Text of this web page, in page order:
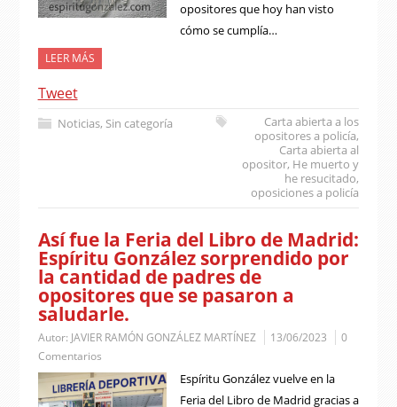
opositores que hoy han visto
cómo se cumplía…
LEER MÁS
Tweet
Noticias, Sin categoría
Carta abierta a los
opositores a policía,
Carta abierta al
opositor, He muerto y
he resucitado,
oposiciones a policía
Así fue la Feria del Libro de Madrid:
Espíritu González sorprendido por
la cantidad de padres de
opositores que se pasaron a
saludarle.
Autor: JAVIER RAMÓN GONZÁLEZ MARTÍNEZ 13/06/2023
0
Comentarios
Espíritu González vuelve en la
Feria del Libro de Madrid gracias a